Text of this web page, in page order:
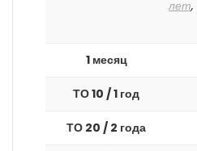
лет,
1 месяц
ТО 10 / 1 год
ТО 20 / 2 года